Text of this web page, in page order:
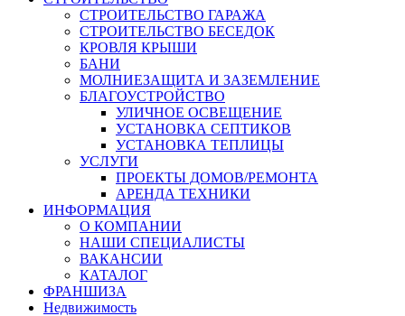
СТРОИТЕЛЬСТВО ГАРАЖА
СТРОИТЕЛЬСТВО БЕСЕДОК
КРОВЛЯ КРЫШИ
БАНИ
МОЛНИЕЗАЩИТА И ЗАЗЕМЛЕНИЕ
БЛАГОУСТРОЙСТВО
УЛИЧНОЕ ОСВЕЩЕНИЕ
УСТАНОВКА СЕПТИКОВ
УСТАНОВКА ТЕПЛИЦЫ
УСЛУГИ
ПРОЕКТЫ ДОМОВ/РЕМОНТА
АРЕНДА ТЕХНИКИ
ИНФОРМАЦИЯ
О КОМПАНИИ
НАШИ СПЕЦИАЛИСТЫ
ВАКАНСИИ
КАТАЛОГ
ФРАНШИЗА
Недвижимость